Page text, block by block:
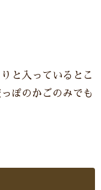
と入っているとこ
ぽのかごのみでも